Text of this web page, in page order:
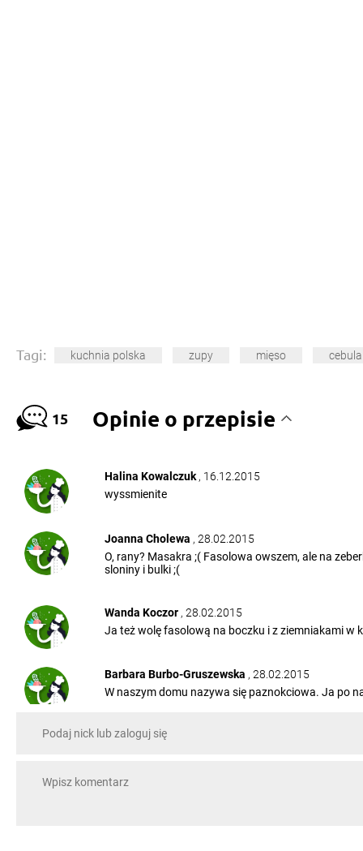
Tagi: kuchnia polska zupy mięso cebula
15 Opinie o przepisie
Halina Kowalczuk, 16.12.2015
wyssmienite
Joanna Cholewa , 28.02.2015
O, rany? Masakra ;( Fasolowa owszem, ale na
sloniny i bulki ;(
Wanda Koczor , 28.02.2015
Ja też wolę fasolową na boczku i z ziemniakami w
Barbara Burbo-Gruszewska , 28.02.2015
W naszym domu nazywa się paznokciowa. Ja po
Zbigniew Antosiewicz